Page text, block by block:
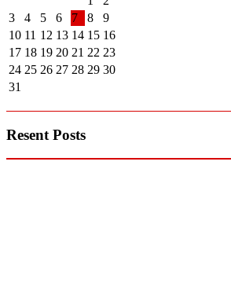
3
4 5 6 7 8
9
10 11 12 13 14 15 16
17 18 19 20 21 22 23
24 25 26 27 28 29 30
31
Resent Posts